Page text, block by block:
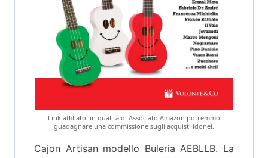
Link affiliato: in qualità di Associato Amazon potremmo
guadagnare una commissione sugli acquisti idonei.
Cajon Artisan modello Buleria AEBLLB. La